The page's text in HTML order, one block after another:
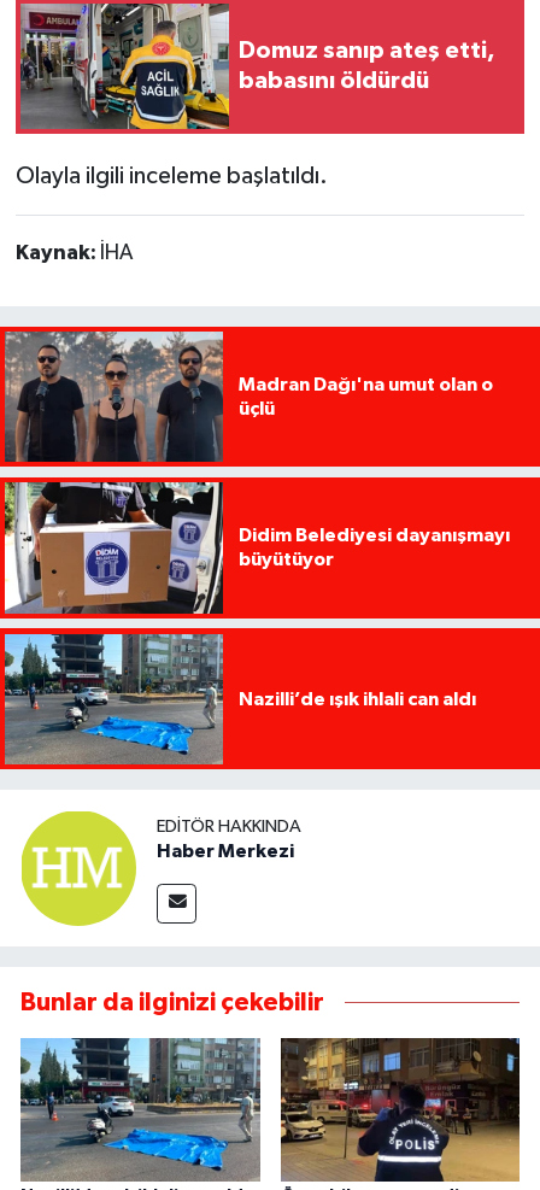
Domuz sanıp ateş etti,
babasını öldürdü
Olayla ilgili inceleme başlatıldı.
Kaynak: İHA
Madran Dağı'na umut olan o
üçlü
Didim Belediyesi dayanışmayı
büyütüyor
Nazilli’de ışık ihlali can aldı
EDITÖR HAKKINDA
Haber Merkezi
Bunlar da ilginizi çekebilir